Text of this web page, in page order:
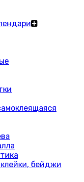
бейджи